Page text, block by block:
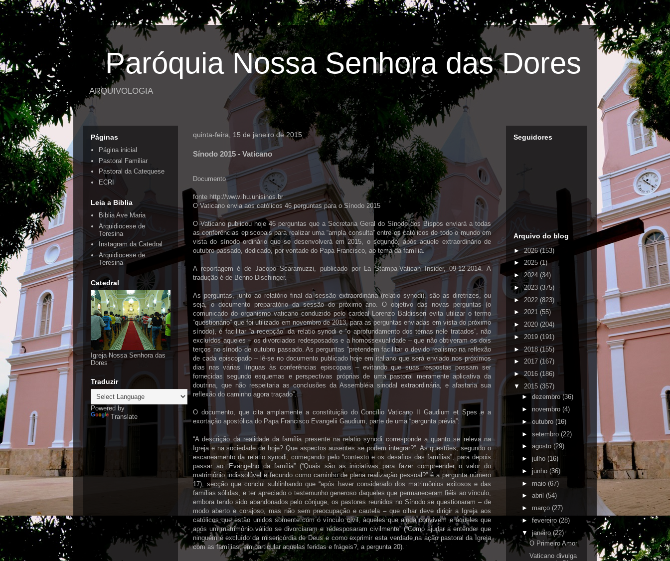
Paróquia Nossa Senhora das Dores
ARQUIVOLOGIA
quinta-feira, 15 de janeiro de 2015
Sínodo 2015 - Vaticano
Documento
fonte http://www.ihu.unisinos.br
O Vaticano envia aos católicos 46 perguntas para o Sínodo 2015
O Vaticano publicou hoje 46 perguntas que a Secretaria Geral do Sínodo dos Bispos enviará a todas
as conferências episcopais para realizar uma “ampla consulta” entre os católicos de todo o mundo em
vista do sínodo ordinário que se desenvolverá em 2015, o segundo, após aquele extraordinário de
outubro passado, dedicado, por vontade do Papa Francisco, ao tema da família.
A reportagem é de Jacopo Scaramuzzi, publicado por La Stampa-Vatican Insider, 09-12-2014. A
tradução é de Benno Dischinger.
As perguntas, junto ao relatório final da sessão extraordinária (relatio synodi), são as diretrizes, ou
seja, o documento preparatório da sessão do próximo ano. O objetivo das novas perguntas (o
comunicado do organismo vaticano conduzido pelo cardeal Lorenzo Baldisseri evita utilizar o termo
“questionário” que foi utilizado em novembro de 2013, para as perguntas enviadas em vista do próximo
sínodo), é facilitar “a recepção” da relatio synodi e “o aprofundamento dos temas nele tratados”, não
excluídos aqueles – os divorciados redesposados e a homossexualidade – que não obtiveram os dois
terços no sínodo de outubro passado. As perguntas “pretendem facilitar o devido realismo na reflexão
de cada episcopado – lê-se no documento publicado hoje em italiano que será enviado nos próximos
dias nas várias línguas às conferências episcopais – evitando que suas respostas possam ser
fornecidas segundo esquemas e perspectivas próprias de uma pastoral meramente aplicativa da
doutrina, que não respeitaria as conclusões da Assembléia sinodal extraordinária, e afastaria sua
reflexão do caminho agora traçado”.
O documento, que cita amplamente a constituição do Concílio Vaticano II Gaudium et Spes e a
exortação apostólica do Papa Francisco Evangelii Gaudium, parte de uma “pergunta prévia”:
“A descrição da realidade da família presente na relatio synodi corresponde a quanto se releva na
Igreja e na sociedade de hoje? Que aspectos ausentes se podem integrar?”. As questões, segundo o
escaneamento da relatio synodi, começando pelo “contexto e os desafios das famílias”, para depois
passar ao ‘Evangelho da família” (“Quais são as iniciativas para fazer compreender o valor do
matrimônio indissolúvel e fecundo como caminho de plena realização pessoal?” é a pergunta número
17), secção que conclui sublinhando que “após haver considerado dos matrimônios exitosos e das
famílias sólidas, e ter apreciado o testemunho generoso daqueles que permaneceram fiéis ao vínculo,
embora tendo sido abandonados pelo cônjuge, os pastores reunidos no Sínodo se questionaram – de
modo aberto e corajoso, mas não sem preocupação e cautela – que olhar deve dirigir a Igreja aos
católicos que estão unidos somente com o vínculo civil, àqueles que ainda convivem e àqueles que
após um matrimônio válido se divorciaram e redesposaram civilmente” (“Como ajudar a entender que
ninguém é excluído da misericórdia de Deus e como exprimir esta verdade na ação pastoral da Igreja
com as famílias, em particular aquelas feridas e frágeis?, a pergunta 20).
Páginas
Página inicial
Pastoral Familiar
Pastoral da Catequese
ECRI
Leia a Biblia
Biblia Ave Maria
Arquidiocese de
Teresina
Instagram da Catedral
Arquidiocese de
Teresina
Catedral
Igreja Nossa Senhora das
Dores
Traduzir
Powered by
Translate
Seguidores
Arquivo do blog
►2026(153)
► 2025 (1)
► 2024 (34)
►2023 (375)
► 2022 (823)
► 2021 (55)
► 2020 (204)
► 2019 (191)
► 2018(155)
► 2017 (167)
► 2016 (186)
▼ 2015 (357)
►dezembro(36)
► novembro (4)
► outubro (16)
► setembro (22)
► agosto(29)
► julho (16)
► junho (36)
► maio (67)
► abril (54)
► março (27)
► fevereiro (28)
▼ janeiro (22)
O Primeiro Amor
Vaticano divulga